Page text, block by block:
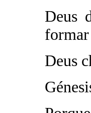
Deus
formar
Deus